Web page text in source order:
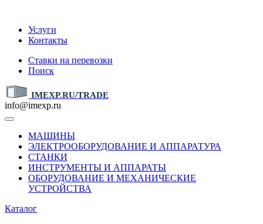
Услуги
Контакты
Ставки на перевозки
Поиск
IMEXP.RU/TRADE
info@imexp.ru
МАШИНЫ
ЭЛЕКТРООБОРУДОВАНИЕ И АППАРАТУРА
СТАНКИ
ИНСТРУМЕНТЫ И АППАРАТЫ
ОБОРУДОВАНИЕ И МЕХАНИЧЕСКИЕ
УСТРОЙСТВА
Каталог